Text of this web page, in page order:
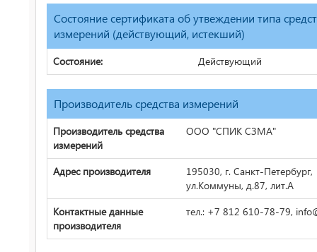
Состояние сертификата об утвеждении типа
измерений (действующий, истекший)
Состояние: Действующий
Производитель средства измерений
Производитель средства
измерений
ООО "СПИК СЗМА"
Адрес производителя
195030, г. Санкт-Петербург,
ул.Коммуны, д.87, лит.А
Контактные данные
производителя
тел.: +7 812 610-78-79,